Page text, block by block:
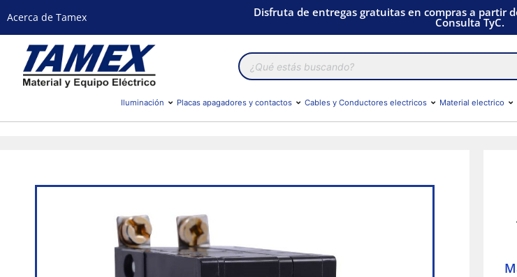
Acerca de Tamex Disfruta de entregas gratuitas en compras a partir
Consulta TyC.
Búsqueda
de
productos
Iluminación Placas apagadores y contactos Cables y Conductores electricos Material electrico